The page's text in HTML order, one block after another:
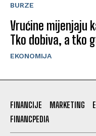
BURZE
Vrućine mijenjaju
Tko dobiva, a tko
EKONOMIJA
FINANCIJE MARKETING
FINANCPEDIA